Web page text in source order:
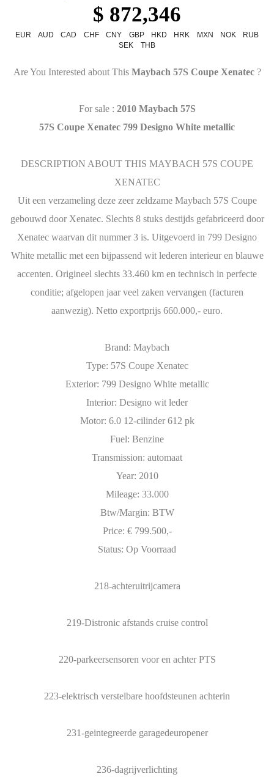
$ 872,346
EUR AUD CAD CHF CNY GBP HKD HRK MXN NOK
RUB
SEK
THB
Are You Interested about This Maybach 57S Coupe Xenatec ?
For sale : 2010 Maybach 57S
57S Coupe Xenatec 799 Designo White metallic
DESCRIPTION ABOUT THIS MAYBACH 57S COUPE
XENATEC
Uit een verzameling deze zeer zeldzame Maybach 57S Coupe
gebouwd door Xenatec. Slechts 8 stuks destijds gefabriceerd door
Xenatec waarvan dit nummer 3 is. Uitgevoerd in 799 Designo
White metallic met een bijpassend wit lederen interieur en blauwe
accenten. Origineel slechts 33.460 km en technisch in perfecte
conditie; afgelopen jaar veel zaken vervangen (facturen
aanwezig). Netto exportprijs 660.000,- euro.
Brand: Maybach
Type: 57S Coupe Xenatec
Exterior: 799 Designo White metallic
Interior: Designo wit leder
Motor: 6.0 12-cilinder 612 pk
Fuel: Benzine
Transmission: automaat
Year: 2010
Mileage: 33.000
Btw/Margin: BTW
Price: € 799.500,-
Status: Op Voorraad
218-achteruitrijcamera
219-Distronic afstands cruise control
220-parkeersensoren voor en achter PTS
223-elektrisch verstelbare hoofdsteunen achterin
231-geintegreerde garagedeuropener
236-dagrijverlichting